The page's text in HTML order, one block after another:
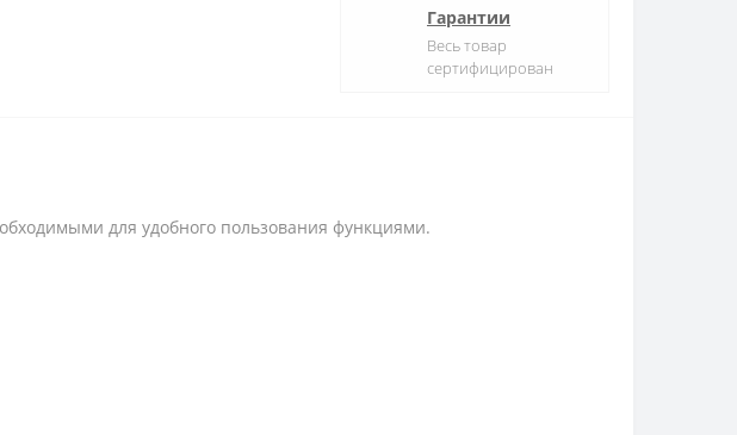
Гарантии
Весь товар
сертифицирован
для удобного пользования функциями.